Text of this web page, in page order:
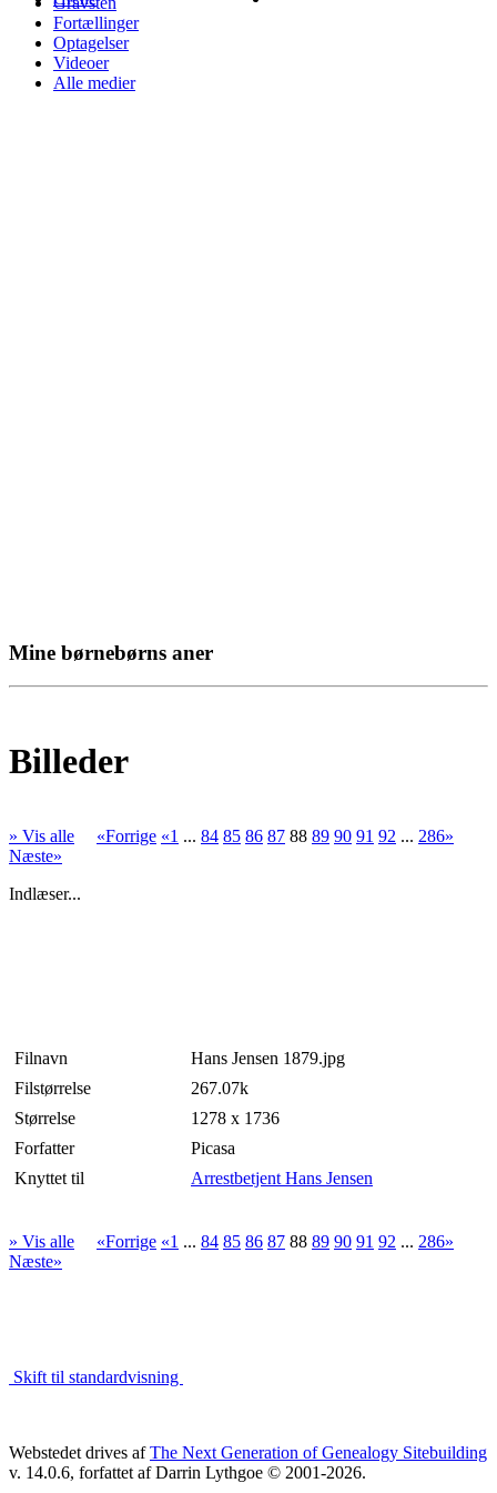
Fortællinger
Optagelser
Videoer
Alle medier
Mine børnebørns aner
Billeder
» Vis alle «Forrige «1 ... 84 85 86 87 88 89 90 91 92 ... 286»
Næste»
Indlæser...
Filnavn
Hans Jensen 1879.jpg
Filstørrelse
267.07k
Størrelse
1278 x 1736
Forfatter
Picasa
Knyttet til
Arrestbetjent Hans Jensen
» Vis alle «Forrige «1 ... 84 85 86 87 88 89 90 91 92 ... 286»
Næste»
Skift til standardvisning
Webstedet drives afThe Next Generation of Genealogy Sitebuilding
v. 14.0.6, forfattet af Darrin Lythgoe © 2001-2026.